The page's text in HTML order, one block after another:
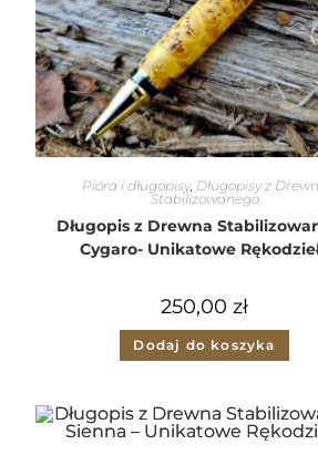
Pióra i długopisy, Długopisy z
Stabilizowanego
Długopis z Drewna
Cygaro- Unikatowe
250,00 zł
Dodaj do koszyka